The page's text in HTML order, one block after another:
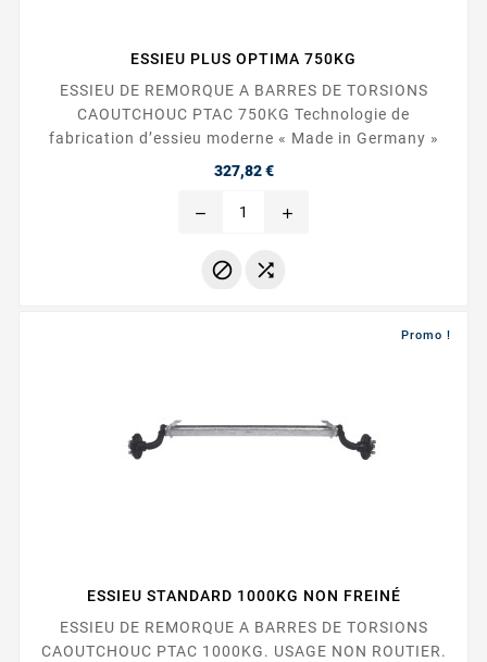
ESSIEU PLUS OPTIMA 750KG
ESSIEU DE REMORQUE A BARRES DE TORSIONS
CAOUTCHOUC PTAC 750KG Technologie de
fabrication d’essieu moderne « Made in Germany »
327,82 €Prix
remove add
 
Promo !
ESSIEU STANDARD 1000KG NON FREINÉ
ESSIEU DE REMORQUE A BARRES DE TORSIONS
CAOUTCHOUC PTAC 1000KG. USAGE NON ROUTIER.